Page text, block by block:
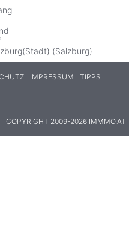
(Salzburg)
IMPRESSUM
TIPPS
COPYRIGHT 2009-2026 IMMMO.AT